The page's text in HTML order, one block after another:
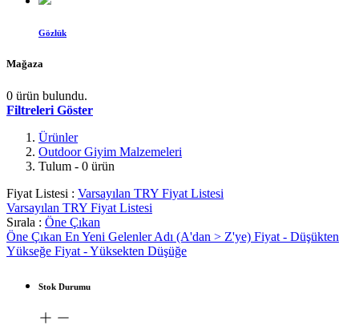
Gözlük
Mağaza
0 ürün bulundu.
Filtreleri Göster
Ürünler
Outdoor Giyim Malzemeleri
Tulum - 0 ürün
Fiyat Listesi : Varsayılan TRY Fiyat Listesi
Varsayılan TRY Fiyat Listesi
Sırala : Öne Çıkan
Öne Çıkan En Yeni Gelenler Adı (A'dan > Z'ye) Fiyat - Düşükten
Yükseğe Fiyat - Yüksekten Düşüğe
Stok Durumu